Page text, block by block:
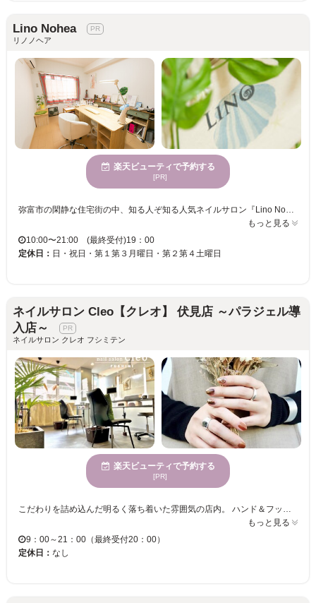
Lino Nohea
リノノヘア
楽天ビューティで予約する
[PR]
もっと見る
10:00〜21:00 (最終受付)19：00
定休日： 日・祝日・第１第３月曜日・第２第４土曜日
ネイルサロン Cleo【クレオ】 伏見店 ～パラジェル導
入店～
ネイルサロン クレオ フシミテン
楽天ビューティで予約する
[PR]
こだわりを詰め込んだ明るく落ち着いた雰囲気の店内。 ハンド＆フット同時施術可能な広々ソファでゆったりとしながら施術！ シンプルから個性派デザインまで幅広く対応◎ 豊富なサンプルやカラー、パーツも多数ご用意！希望のデザインや画像持ち込みOK！ デザインが決まっていない方も丁寧にカウンセリングでなりたいデザインをカタチにします。 持ちが良く、キレイな仕上がりに自信あり。指先＆足先をオシャレにします♪♪ 爪に優しいパラジェル/スカルプ[アプレGEL-X/Gelip]も導入。公式LINE【@408qtaor】
もっと見る
9：00～21：00（最終受付20：00）
定休日： なし